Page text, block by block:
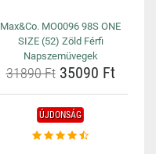
Max&Co. MO0096 98S ONE
SIZE (52) Zöld Férfi
Napszemüvegek
31890 Ft35090 Ft
ÚJDONSÁG